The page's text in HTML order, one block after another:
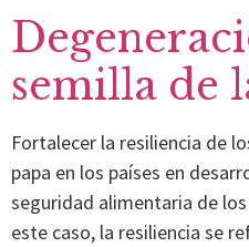
semilla de
Fortalecer la resiliencia de
papa en los países en
seguridad alimentaria de
este caso, la resiliencia se